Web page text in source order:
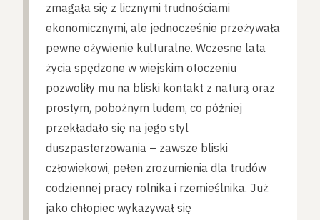
zmagała się z licznymi trudnościami
ekonomicznymi, ale jednocześnie przeżywała
pewne ożywienie kulturalne. Wczesne lata
życia spędzone w wiejskim otoczeniu
pozwoliły mu na bliski kontakt z naturą oraz
prostym, pobożnym ludem, co później
przekładało się na jego styl
duszpasterzowania – zawsze bliski
człowiekowi, pełen zrozumienia dla trudów
codziennej pracy rolnika i rzemieślnika. Już
jako chłopiec wykazywał się